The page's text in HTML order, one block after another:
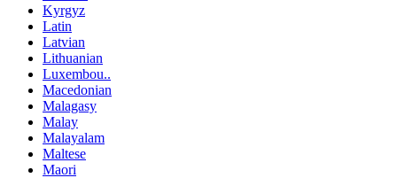
Kyrgyz
Latin
Latvian
Lithuanian
Luxembou..
Macedonian
Malagasy
Malay
Malayalam
Maltese
Maori